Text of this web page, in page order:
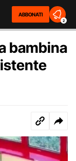
ABBONATI
2
bambina